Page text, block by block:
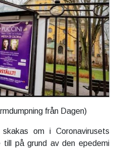
från Dagen)
om i Coronavirusets
till på grund av den epedemi